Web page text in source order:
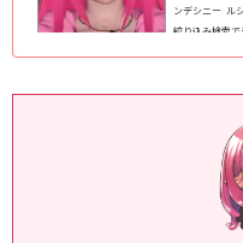
ンデシニー ル
絞り込み検索
新版で､1月1日